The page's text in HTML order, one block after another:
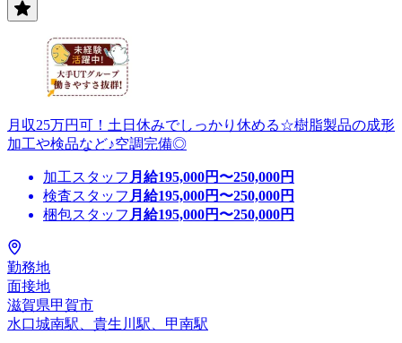
月収25万円可！土日休みでしっかり休める☆樹脂製品の成形
加工や検品など♪空調完備◎
加工スタッフ 月給195,000円〜250,000円
検査スタッフ 月給195,000円〜250,000円
梱包スタッフ 月給195,000円〜250,000円
勤務地
面接地
滋賀県甲賀市
水口城南駅、貴生川駅、甲南駅